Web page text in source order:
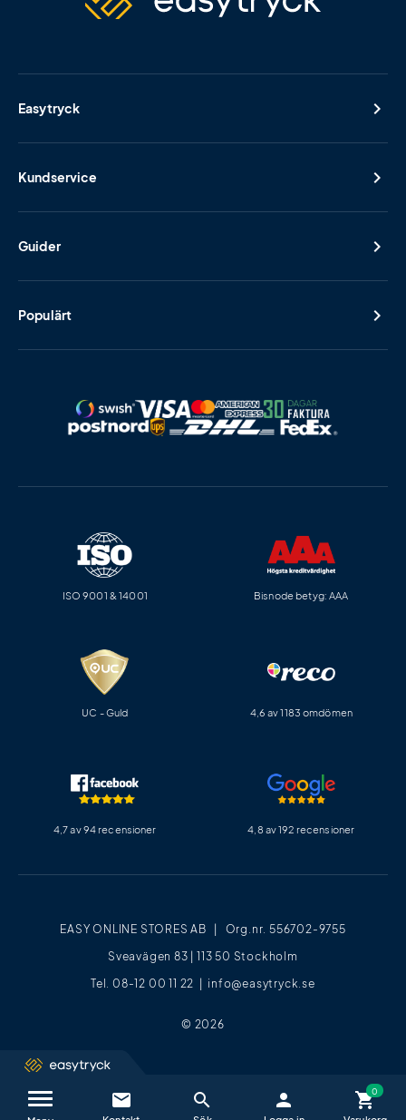
Kontakta oss / FAQ close
Easytryck
Kundservice
Guider
Populärt
EASY ONLINE STORES AB | Org.nr. 556702-9755
Sveavägen 83 | 113 50 Stockholm
Tel. 08-12 00 11 22 | info@easytryck.se
© 2026
ISO 9001 & 14001 Bisnode betyg: AAA
UC - Guld 4,6 av 1183 omdömen
4,7 av 94 recensioner 4,8 av 192 recensioner
email search person shopping_cart